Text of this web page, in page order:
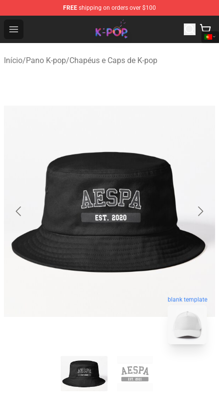
FREE shipping on orders over $100
Open menu
K-pop Store - Official K-pop Merchandise Shop
Início/Pano K-pop/Chapéus e Caps de K-pop
blank template